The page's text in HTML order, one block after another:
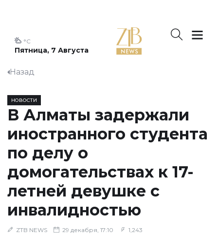
Пятница, 7 Августа
°C
Назад
НОВОСТИ
В Алматы задержали
иностранного студента
по делу о
домогательствах к 17-
летней девушке с
инвалидностью
ZTB NEWS 29 декабря, 17:10 1,243